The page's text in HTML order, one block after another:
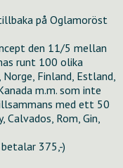
på Oglamoröst
den 11/5 mellan
runt 100 olika
Finland, Estland,
m.m. som inte
med ett 50
Rom, Gin,
375,-)